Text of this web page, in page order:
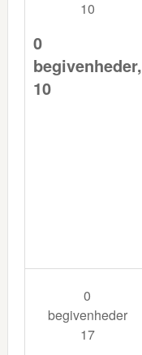
10
0
begivenheder,
10
0
begivenheder
17